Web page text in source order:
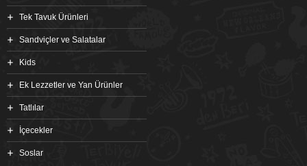
Tek Tavuk Ürünleri
Sandviçler ve Salatalar
Kids
Ek Lezzetler ve Yan Ürünler
Tatlılar
İçecekler
Soslar